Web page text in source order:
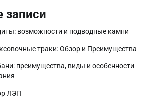
записи
возможности и подводные камни
траки: Обзор и Преимущества
преимущества, виды и особенности
ЛЭП